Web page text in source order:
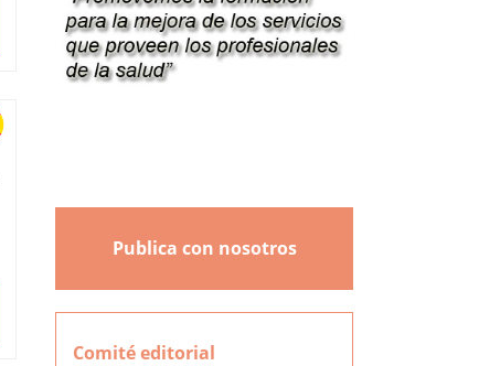
Publica con nosotros
Comité editorial